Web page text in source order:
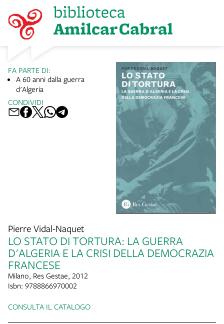
Pierre Vidal-Naquet
LO STATO DI TORTURA: LA GUERRA
D'ALGERIA E LA CRISI DELLA DEMOCRAZIA
FRANCESE
Milano, Res Gestae, 2012
Isbn: 9788866970002
CONSULTA IL CATALOGO
FA PARTE DI:
A 60 anni dalla guerra
d'Algeria
CONDIVIDI